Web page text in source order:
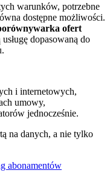
warunków, potrzebne
dostępne możliwości.
ofert
dopasowaną do
i internetowych,
umowy,
jednocześnie.
na danych, a nie tylko
abonamentów